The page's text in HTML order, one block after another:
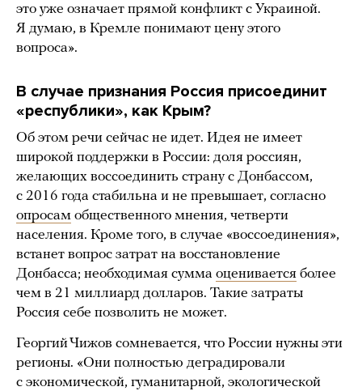
это уже означает прямой конфликт с Украиной.
Я думаю, в Кремле понимают цену этого
вопроса».
В случае признания Россия присоединит
«республики», как Крым?
Об этом речи сейчас не идет. Идея не имеет
широкой поддержки в России: доля россиян,
желающих воссоединить страну с Донбассом,
с 2016 года стабильна и не превышает, согласно
опросам общественного мнения, четверти
населения. Кроме того, в случае «воссоединения»,
встанет вопрос затрат на восстановление
Донбасса; необходимая сумма оценивается более
чем в 21 миллиард долларов. Такие затраты
Россия себе позволить не может.
Георгий Чижов сомневается, что России нужны эти
регионы. «Они полностью деградировали
с экономической, гуманитарной, экологической